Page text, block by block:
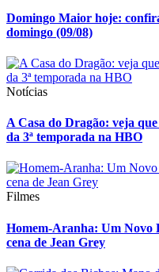
Domingo Maior hoje:
domingo (09/08)
Notícias
A Casa do Dragão: veja
da 3ª temporada na HBO
Filmes
Homem-Aranha: Um Novo
cena de Jean Grey